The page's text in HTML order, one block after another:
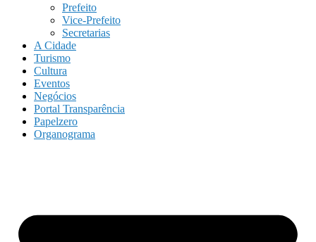
Prefeito
Vice-Prefeito
Secretarias
A Cidade
Turismo
Cultura
Eventos
Negócios
Portal Transparência
Papelzero
Organograma